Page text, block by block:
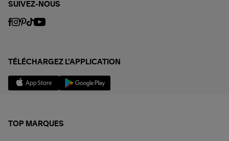
SUIVEZ-NOUS
TÉLÉCHARGEZ L'APPLICATION
TOP MARQUES